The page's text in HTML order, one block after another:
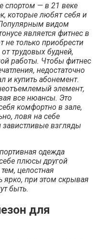
спортом — в 21 веке
которые любят себя и
видом
является фитнес в
не только приобрести
трудовых будней,
работы. Чтобы фитнес
недостаточно
и купить абонемент.
элемент,
все нюансы. Это
комфортно в зале,
ловя на себе
взгляды
одежда
плюсы другой
целостная
ярко, при этом скрывая
быть.
для